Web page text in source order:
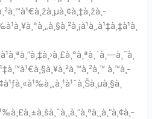
à¸™à¸­